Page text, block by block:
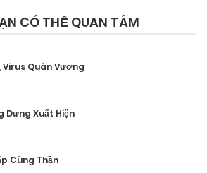
CÓ THỂ QUAN TÂM
Virus Quân Vương
Dưng Xuất Hiện
Cùng Thần